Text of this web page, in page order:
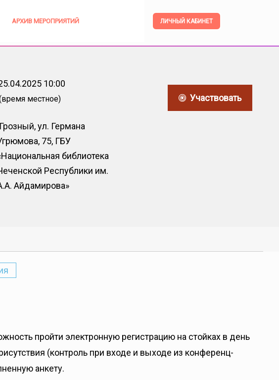
АРХИВ МЕРОПРИЯТИЙ ЛИЧНЫЙ КАБИНЕТ
10:00
местное)
Грозный, ул. Германа
75, ГБУ
библиотека
Республики им.
Айдамирова»
Участвовать
пройти электронную регистрацию на стойках в день
(контроль при входе и выходе из конференц-
анкету.